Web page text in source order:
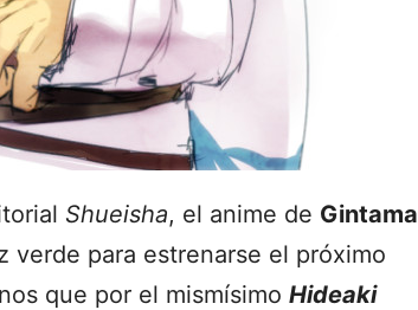
Shueisha, el anime de Gintama
verde para estrenarse el próximo
que por el mismísimo Hideaki